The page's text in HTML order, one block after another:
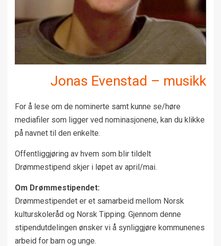
Jonas Evenstad – musikk
For å lese om de nominerte samt kunne se/høre
mediafiler som ligger ved nominasjonene, kan du klikke
på navnet til den enkelte.
Offentliggjøring av hvem som blir tildelt
Drømmestipend skjer i løpet av april/mai.
Om Drømmestipendet:
Drømmestipendet er et samarbeid mellom Norsk
kulturskoleråd og Norsk Tipping. Gjennom denne
stipendutdelingen ønsker vi å synliggjøre kommunenes
arbeid for barn og unge.